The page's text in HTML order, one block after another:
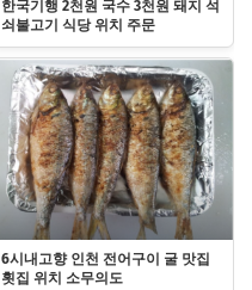
한국기행 2천원 국수 3천원 돼지 석
쇠불고기 식당 위치 주문
6시내고향 인천 전어구이 굴 맛집
횟집 위치 소무의도